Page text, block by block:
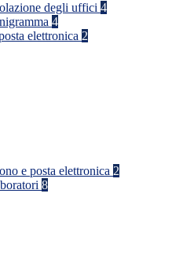
degli uffici 4
4
elettronica 2
e posta elettronica 2
8